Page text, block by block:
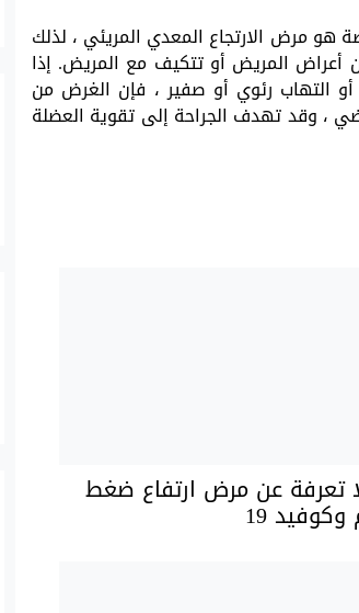
هو مرض الارتجاع المعدي المريئي ، لذلك
أعراض المريض أو تتكيف مع المريض. إذا
التهاب رئوي أو صفير ، فإن الغرض من
، وقد تهدف الجراحة إلى تقوية العضلة
تعرفة عن مرض ارتفاع ضغط
وكوفيد 19